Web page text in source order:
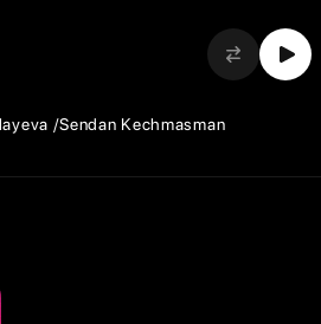
Sendan Kechmasman